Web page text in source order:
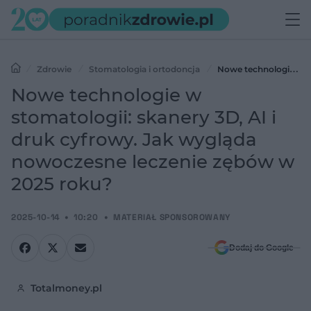
Zdrowie Stomatologia i ortodoncja
Nowe technologie w
stomatologii: skanery 3D, AI i druk cyfrowy. Jak wygląda
nowoczesne leczenie zębów w 2025 roku?
Nowe technologie w
stomatologii: skanery 3D, AI i
druk cyfrowy. Jak wygląda
nowoczesne leczenie zębów w
2025 roku?
2025-10-14 10:20 MATERIAŁ SPONSOROWANY
Dodaj do Google
Totalmoney.pl